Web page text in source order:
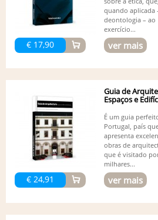
€ 17,90
quando aplicada
deontologia – ao
exercício...
ver mais
€ 24,91
Guia de
Espaços e
É um guia
Portugal, país
apresenta
obras de
que é visitado
milhares...
ver mais